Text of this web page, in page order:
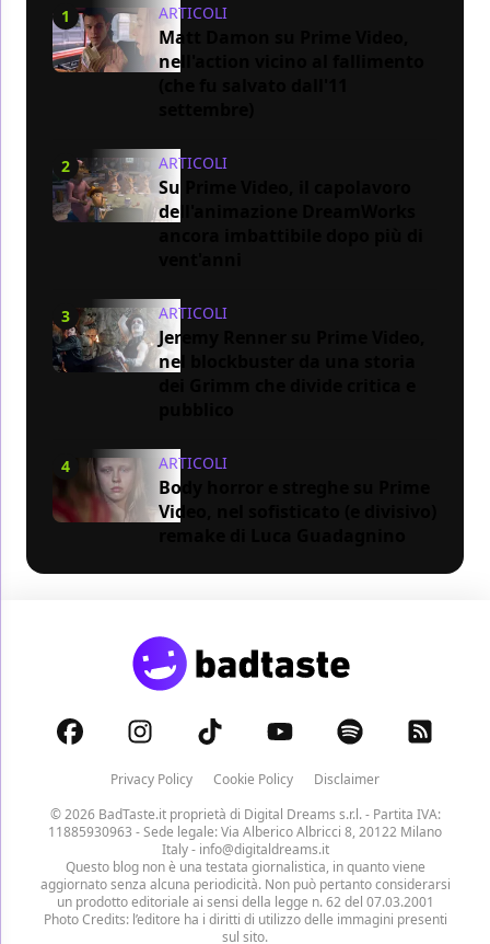
1 ARTICOLI
Matt Damon su Prime Video,
nell'action vicino al fallimento
2 ARTICOLI
Su Prime Video, il capolavoro
dell'animazione DreamWorks
3 ARTICOLI
Jeremy Renner su Prime Video,
nel blockbuster da una storia
4 ARTICOLI
Body horror e streghe su Prime
Video, nel sofisticato (e divisivo)
Privacy Policy Cookie Policy
Disclaimer
© 2026 BadTaste.it proprietà di Digital Dreams s.r.l.- Partita IVA:
11885930963 - Sede legale: Via Alberico Albricci 8, 20122 Milano
Italy - info@digitaldreams.it
Questo blog non è una testata giornalistica, in quanto viene
aggiornato senza alcuna periodicità. Non può pertanto considerarsi
un prodotto editoriale ai sensi della legge n. 62 del 07.03.2001
Photo Credits: l’editore ha i diritti di utilizzo delle immagini presenti
sul sito.